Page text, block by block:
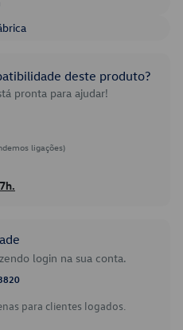
deste produto?
pronta para ajudar!
ligações)
login na sua conta.
para clientes logados.